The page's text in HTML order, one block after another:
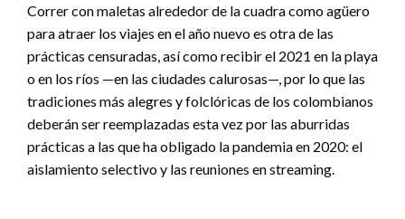
Correr con maletas alrededor de la cuadra como agüero
para atraer los viajes en el año nuevo es otra de las
prácticas censuradas, así como recibir el 2021 en la playa
o en los ríos —en las ciudades calurosas—, por lo que las
tradiciones más alegres y folclóricas de los colombianos
deberán ser reemplazadas esta vez por las aburridas
prácticas a las que ha obligado la pandemia en 2020: el
aislamiento selectivo y las reuniones en streaming.